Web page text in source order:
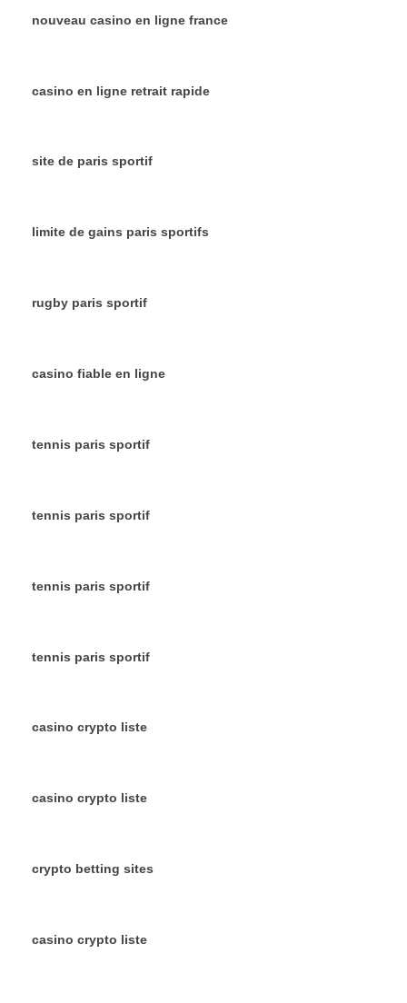
nouveau casino en ligne france
casino en ligne retrait rapide
site de paris sportif
limite de gains paris sportifs
rugby paris sportif
casino fiable en ligne
tennis paris sportif
tennis paris sportif
tennis paris sportif
tennis paris sportif
casino crypto liste
casino crypto liste
crypto betting sites
casino crypto liste